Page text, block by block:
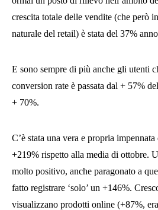
crescita totale delle vendite (che però
naturale del retail) è stata del 37%
E sono sempre di più anche gli utenti
conversion rate è passata dal + 57%
+ 70%.
C’è stata una vera e propria
+219% rispetto alla media di ottobre.
molto positivo, anche paragonato a
fatto registrare ‘solo’ un +146%.
visualizzano prodotti online (+87%,